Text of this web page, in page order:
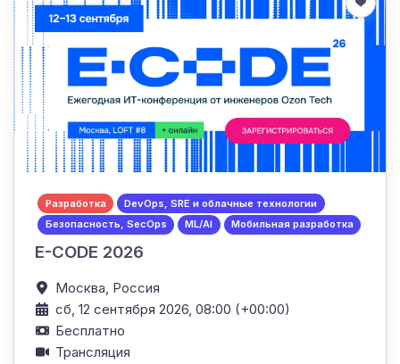
Разработка
DevOps, SRE и облачные технологии
Безопасность, SecOps
ML/AI Мобильная разработка
E-CODE 2026
Москва, Россия
сб, 12 сентября 2026, 08:00 (+00:00)
Бесплатно
Трансляция